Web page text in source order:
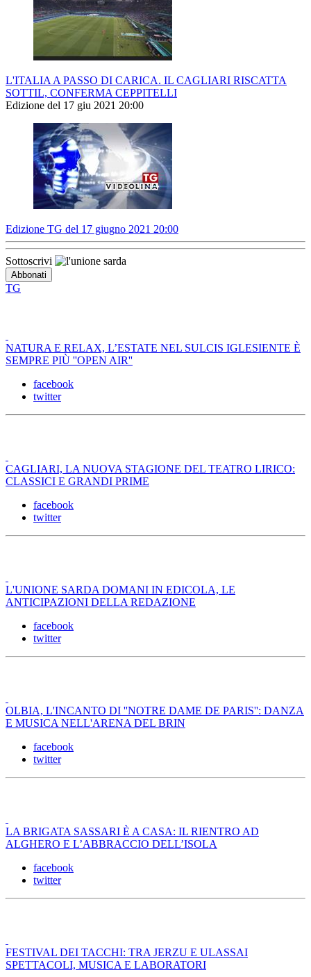
L'ITALIA A PASSO DI CARICA. IL CAGLIARI RISCATTA
SOTTIL, CONFERMA CEPPITELLI
Edizione del 17 giu 2021 20:00
Edizione TG del 17 giugno 2021 20:00
Sottoscrivi
TG
NATURA E RELAX, L’ESTATE NEL SULCIS IGLESIENTE È
SEMPRE PIÙ ''OPEN AIR''
facebook
twitter
CAGLIARI, LA NUOVA STAGIONE DEL TEATRO LIRICO:
CLASSICI E GRANDI PRIME
facebook
twitter
L'UNIONE SARDA DOMANI IN EDICOLA, LE
ANTICIPAZIONI DELLA REDAZIONE
facebook
twitter
OLBIA, L'INCANTO DI ''NOTRE DAME DE PARIS'': DANZA
E MUSICA NELL'ARENA DEL BRIN
facebook
twitter
LA BRIGATA SASSARI È A CASA: IL RIENTRO AD
ALGHERO E L’ABBRACCIO DELL’ISOLA
facebook
twitter
FESTIVAL DEI TACCHI: TRA JERZU E ULASSAI
SPETTACOLI, MUSICA E LABORATORI